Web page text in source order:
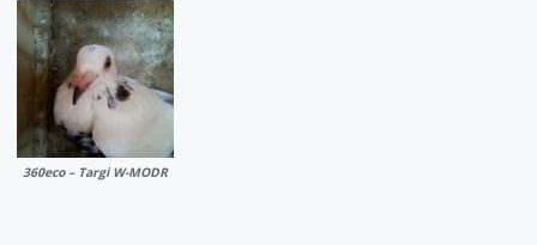
360eco – Targi W-MODR